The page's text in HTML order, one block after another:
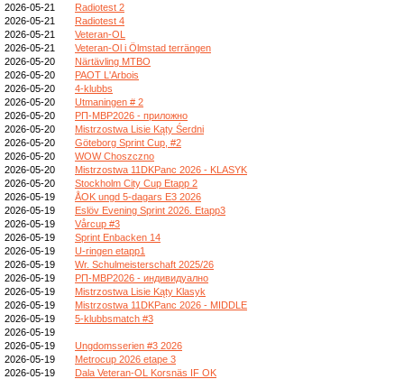
2026-05-21
Radiotest 2
2026-05-21
Radiotest 4
2026-05-21
Veteran-OL
2026-05-21
Veteran-Ol i Ölmstad terrängen
2026-05-20
Närtävling MTBO
2026-05-20
PAOT L'Arbois
2026-05-20
4-klubbs
2026-05-20
Utmaningen # 2
2026-05-20
РП-МВР2026 - приложно
2026-05-20
Mistrzostwa Lisie Kąty Śerdni
2026-05-20
Göteborg Sprint Cup, #2
2026-05-20
WOW Choszczno
2026-05-20
Mistrzostwa 11DKPanc 2026 - KLASYK
2026-05-20
Stockholm City Cup Etapp 2
2026-05-19
ÅOK ungd 5-dagars E3 2026
2026-05-19
Eslöv Evening Sprint 2026. Etapp3
2026-05-19
Vårcup #3
2026-05-19
Sprint Enbacken 14
2026-05-19
U-ringen etapp1
2026-05-19
Wr. Schulmeisterschaft 2025/26
2026-05-19
РП-МВР2026 - индивидуално
2026-05-19
Mistrzostwa Lisie Kąty Klasyk
2026-05-19
Mistrzostwa 11DKPanc 2026 - MIDDLE
2026-05-19
5-klubbsmatch #3
2026-05-19
2026-05-19
Ungdomsserien #3 2026
2026-05-19
Metrocup 2026 etape 3
2026-05-19
Dala Veteran-OL Korsnäs IF OK